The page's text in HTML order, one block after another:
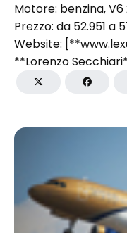
Motore: benzina, V6
Prezzo: da 52.951 a
Website:
**Lorenzo